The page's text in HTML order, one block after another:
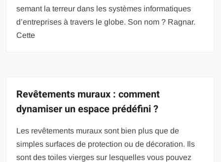
semant la terreur dans les systèmes informatiques
d’entreprises à travers le globe. Son nom ? Ragnar.
Cette
Revêtements muraux : comment
dynamiser un espace prédéfini ?
Les revêtements muraux sont bien plus que de
simples surfaces de protection ou de décoration. Ils
sont des toiles vierges sur lesquelles vous pouvez